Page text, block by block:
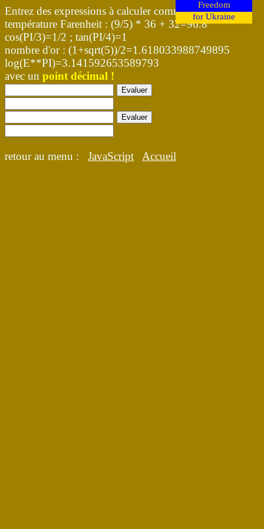
Entrez des expressions à calculer comme :
température Farenheit : (9/5) * 36 + 32=96.8
cos(PI/3)=1/2 ; tan(PI/4)=1
nombre d'or : (1+sqrt(5))/2=1.618033988749895
log(E**PI)=3.141592653589793
avec un point décimal !
Evaluer
Evaluer
retour au menu : JavaScript Accueil
Freedom
for Ukraine